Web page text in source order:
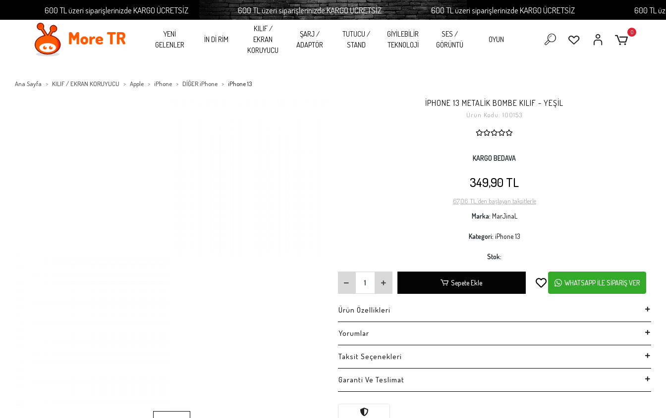
600 TL üzeri siparişlerinizde KARGO ÜCRETSİZ 600 TL üzeri siparişlerinizde KARGO ÜCRETSİZ 600 TL üzeri siparişlerinizde KARGO ÜCRETSİZ 600 TL üzeri
YENİ
GELENLER
İN Dİ RİM
KILIF /
EKRAN
KORUYUCU
ŞARJ /
ADAPTÖR
TUTUCU /
STAND
GİYİLEBİLİR
TEKNOLOJİ
SES /
GÖRÜNTÜ
OYUN
0
Ana Sayfa KILIF / EKRAN KORUYUCU Apple iPhone DİĞER iPhone iPhone 13
İPHONE 13 METALİK BOMBE KILIF - YEŞİL
Ürün Kodu:100153
KARGO BEDAVA
349,90 TL
67,06 TL 'den başlayan taksitlerle
Marka: MarJinaL
Kategori: iPhone 13
Stok:
Sepete Ekle WHATSAPP İLE SİPARİŞ VER
Ürün Özellikleri
Yorumlar
Taksit Seçenekleri
Garanti Ve Teslimat